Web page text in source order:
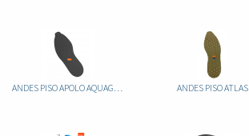
ANDES PISO APOLO AQUAGRIP CAUCHO ANDES PISO ATLAS